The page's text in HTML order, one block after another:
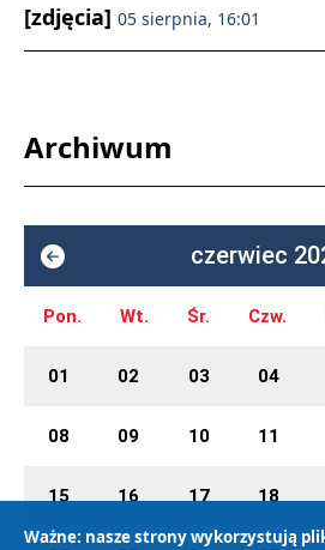
[zdjęcia] 05 sierpnia, 16:01
Archiwum
czerwiec
Pon. Wt. Śr. Czw.
01 02 03 04
08 09 10 11
15 16 17 18
Ważne: nasze strony wykorzystują